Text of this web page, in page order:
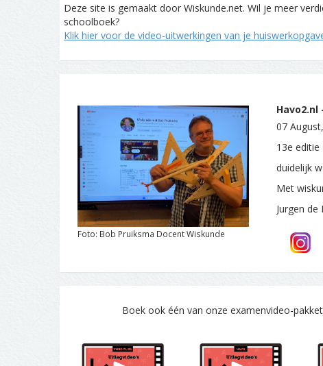
Deze site is gemaakt door Wiskunde.net. Wil je meer
schoolboek?
Klik hier voor de video-uitwerkingen van je
Foto: Bob Pruiksma Docent Wiskunde
07
13e
duidelijk
Met
Jurgen
Boek ook één van onze examenvideo-